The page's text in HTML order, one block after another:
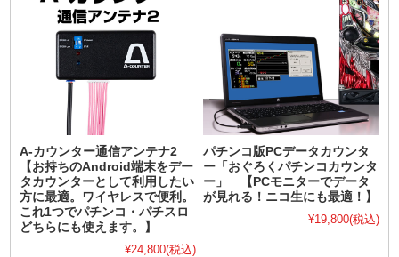
A-カウンター通信アンテナ2
【お持ちのAndroid端末をデー
タカウンターとして利用したい
方に最適。ワイヤレスで便利。
これ1つでパチンコ・パチスロ
どちらにも使えます。】
¥24,800(税込)
パチンコ版PCデータカウンタ
ー「おぐろくパチンコカウンタ
ー」 【PCモニターでデータ
が見れる！ニコ生にも最適！】
¥19,800(税込)